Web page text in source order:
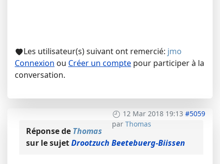
Les utilisateur(s) suivant ont remercié: jmo
Connexion ou Créer un compte pour participer à la
conversation.
12 Mar 2018 19:13 #5059
par Thomas
Réponse de Thomas
sur le sujetDrootzuch Beetebuerg-Biissen